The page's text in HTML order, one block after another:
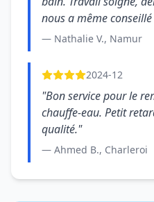
nous a même
— Nathalie V., Namur
2024-12
"Bon service pour le
chauffe-eau. Petit
qualité."
— Ahmed B., Charleroi